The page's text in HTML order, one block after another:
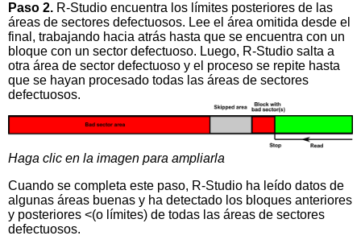
Paso 2. R-Studio encuentra los límites posteriores de las
áreas de sectores defectuosos. Lee el área omitida desde el
final, trabajando hacia atrás hasta que se encuentra con un
bloque con un sector defectuoso. Luego, R-Studio salta a
otra área de sector defectuoso y el proceso se repite hasta
que se hayan procesado todas las áreas de sectores
defectuosos.
Haga clic en la imagen para ampliarla
Cuando se completa este paso, R-Studio ha leído datos de
algunas áreas buenas y ha detectado los bloques anteriores
y posteriores <(o límites) de todas las áreas de sectores
defectuosos.